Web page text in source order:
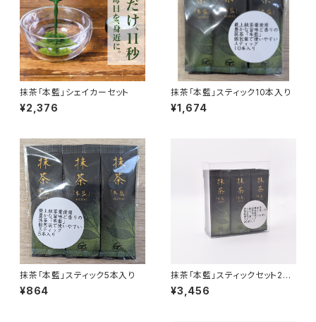
抹茶「本藍」シェイカーセット
¥2,376
抹茶「本藍」スティック10本入り
¥1,674
抹茶「本藍」スティック5本入り
¥864
抹茶「本藍」スティックセット20
本入り
¥3,456